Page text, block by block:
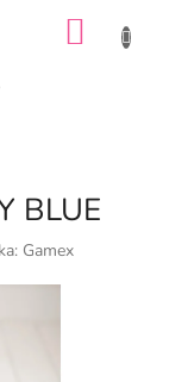
BLUE
Gamex